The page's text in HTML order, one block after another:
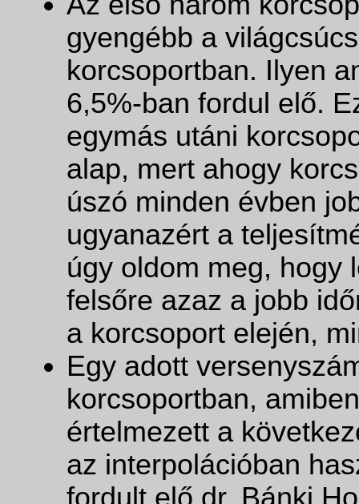
gyengébb a
korcsoportban. Ilyen
6,5%-ban fordul elő.
egymás utáni
alap, mert ahogy
úszó minden évben
ugyanazért a
úgy oldom meg, hogy
felsőre azaz a jobb
a korcsoport elején,
Egy adott
korcsoportban,
értelmezett a
az interpolációban